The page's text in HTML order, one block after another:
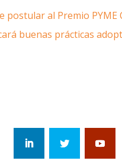
postular al Premio PYME
buenas prácticas